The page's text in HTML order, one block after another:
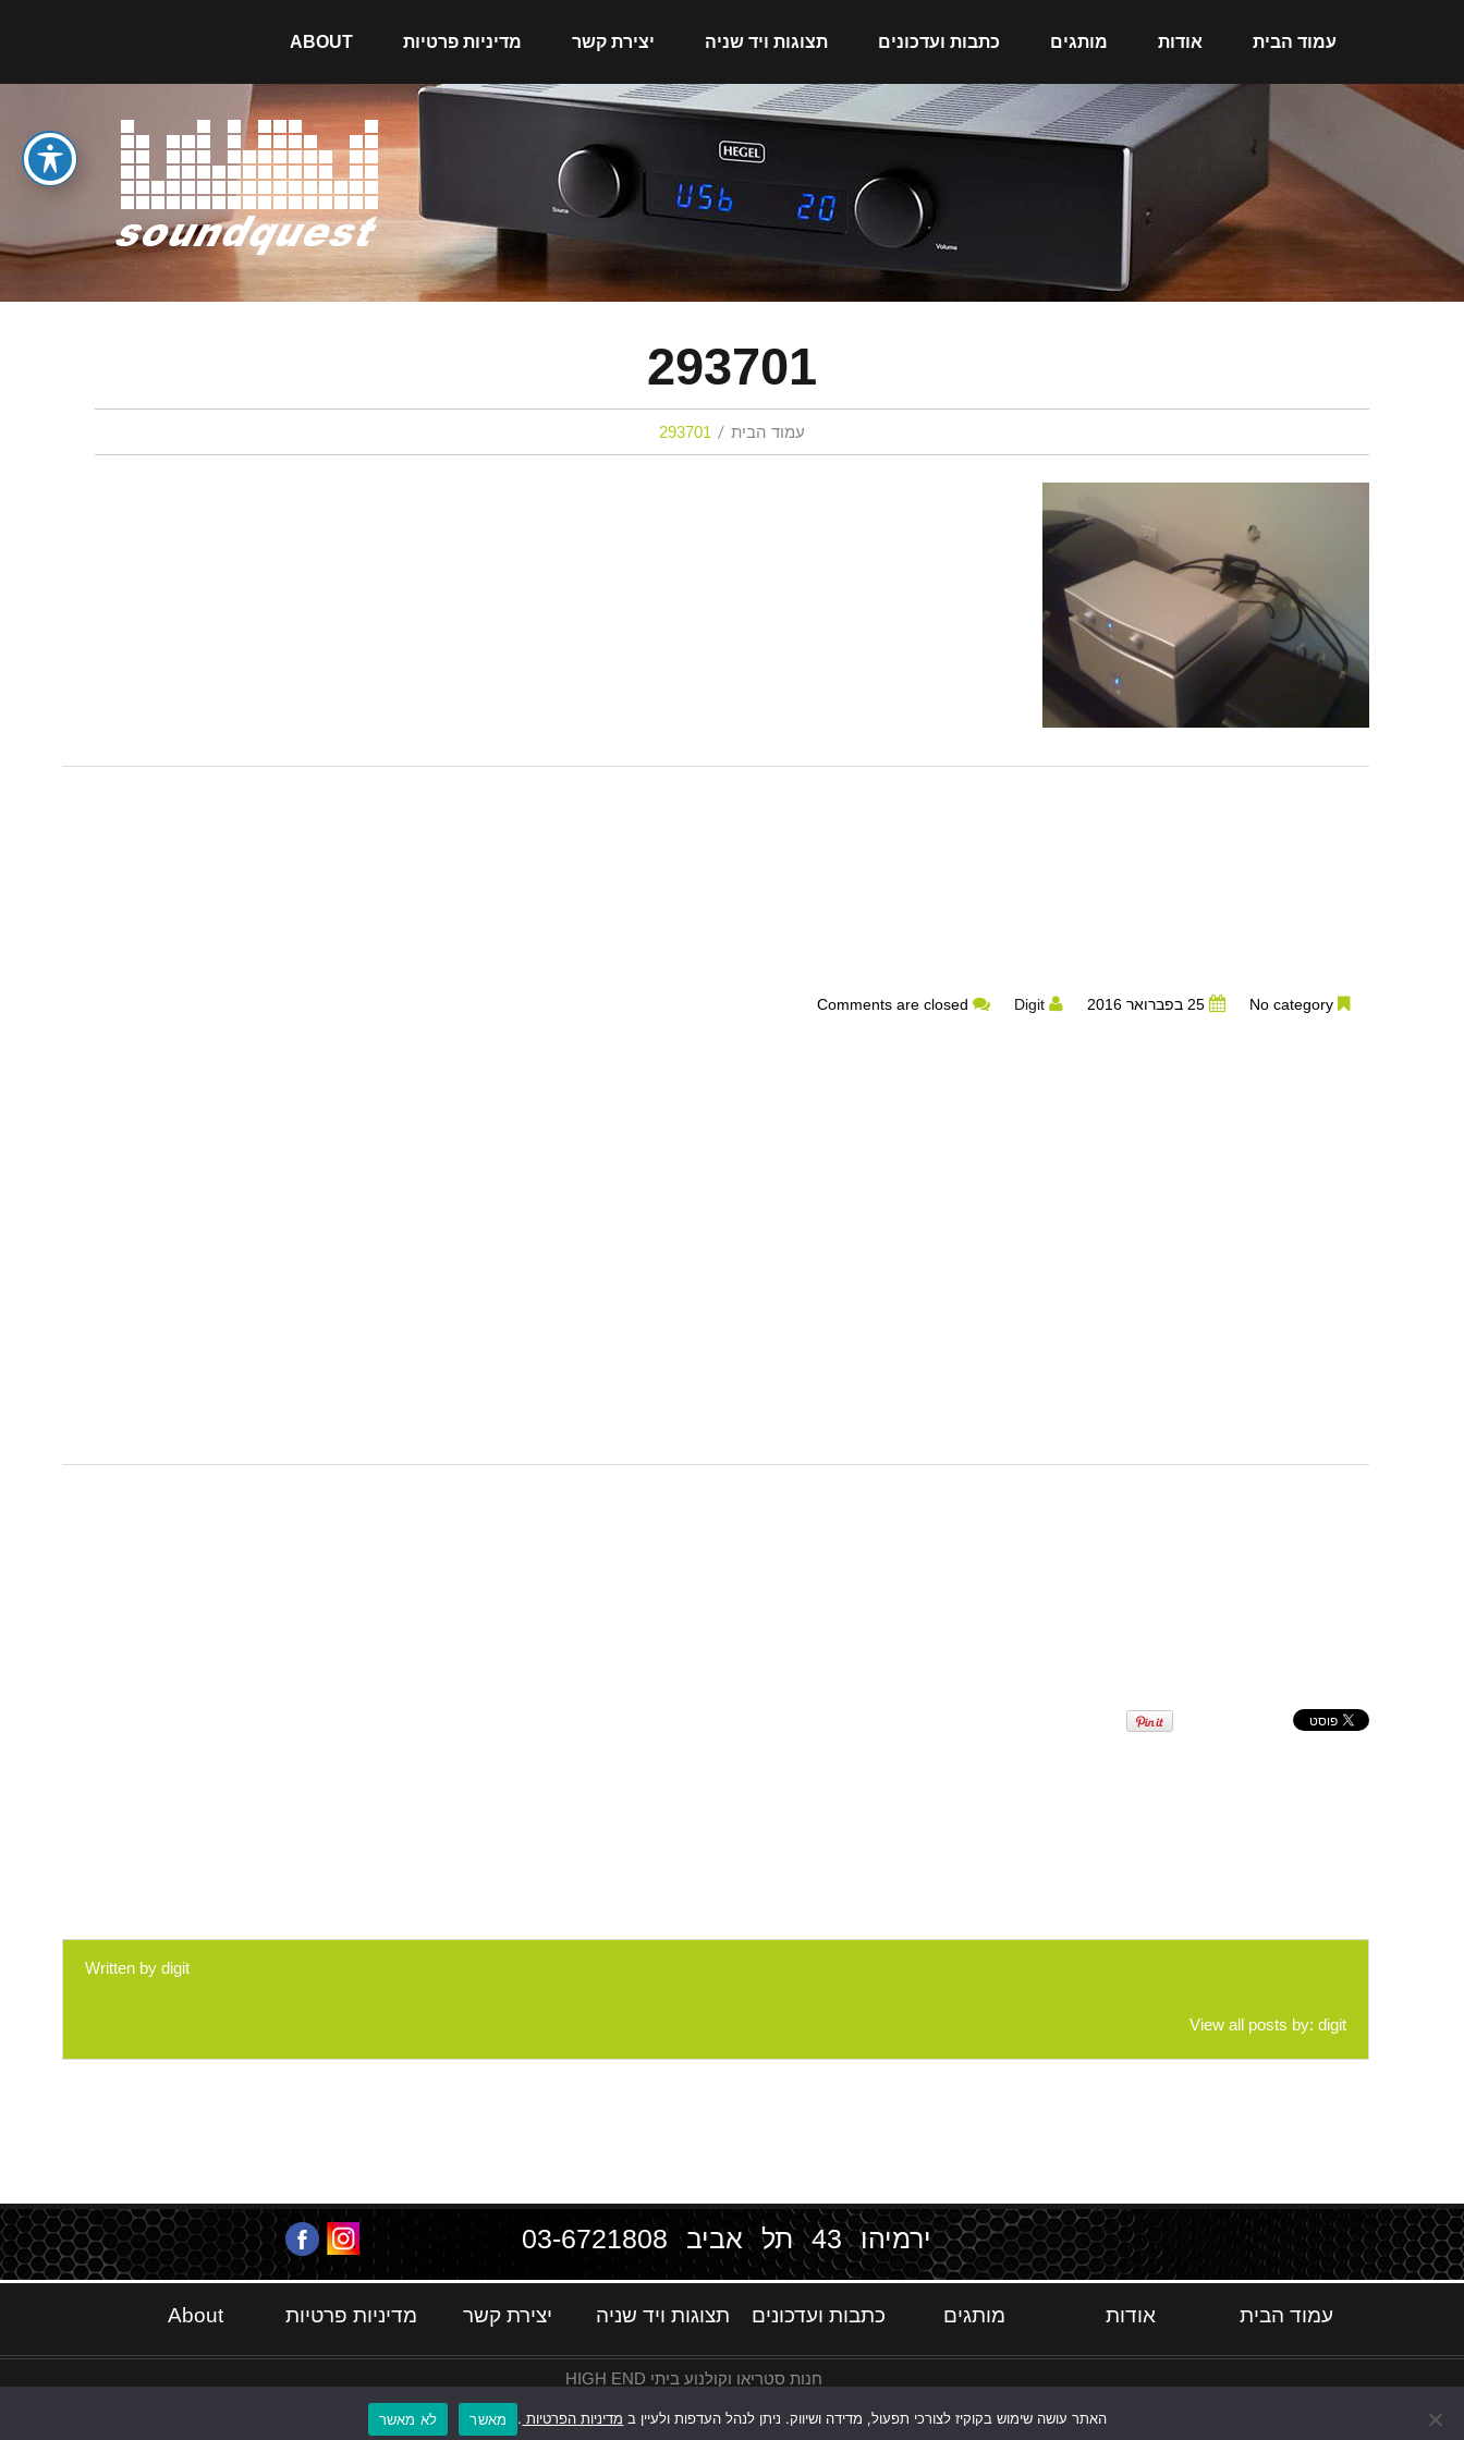
עמוד הבית אודות מותגים כתבות ועדכונים תצוגות ויד שניה יצירת קשר מדיניות פרטיות ABOUT
293701
עמוד הבית 293701
25 בפברואר 2016 Digit
Comments are closed
Written by digit
View all posts by: digit
ירמיהו 43 תל אביב 03-6721808
עמוד הבית אודות מותגים כתבות ועדכונים תצוגות ויד שניה יצירת קשר מדיניות פרטיות About
חנות סטריאו וקולנוע ביתי HIGH END
האתר עושה שימוש בקוקיז לצורכי תפעול, מדידה ושיווק. ניתן לנהל העדפות ולעיין ב מדיניות הפרטיות . מאשר לא מאשר